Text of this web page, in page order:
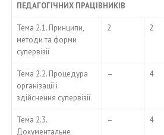
ПЕДАГОГІЧНИХ ПРАЦІВНИКІВ
Тема 2.1. Принципи,
методи та форми
супервізії
2 2
Тема 2.2. Процедура
організації і
здійснення супервізії
– 4
Тема 2.3.
Документальне
– 4